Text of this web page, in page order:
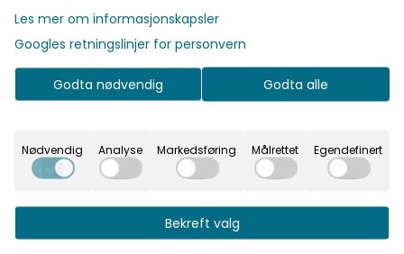
Legg i handlekurv
På lager : 2
Informasjon
Les mer om informasjonskapsler
Googles retningslinjer for personvern
Godta nødvendig Godta alle
Nødvendig Analyse Markedsføring Målrettet Egendefinert
Bekreft valg